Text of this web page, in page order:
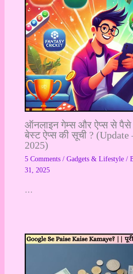
ऑनलाइन गेम्स और ऐप्स से
बेस्ट ऐप्स की सूची ? (Update
2025)
5 Comments / Gadgets & Lifestyle/
31, 2025
…